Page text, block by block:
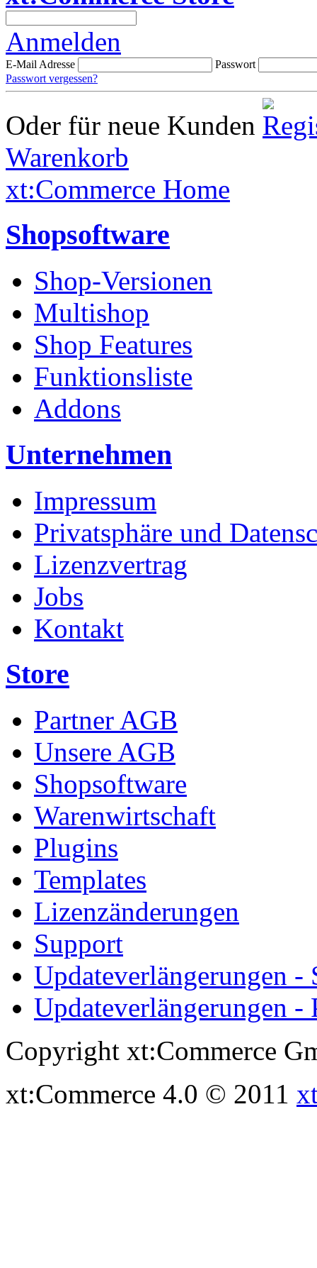
Anmelden
E-Mail Adresse
Passwort
Passwort vergessen?
Oder für neue Kunden
Warenkorb
xt:Commerce Home
Shopsoftware
Shop-Versionen
Multishop
Shop Features
Funktionsliste
Addons
Unternehmen
Impressum
Privatsphäre und
Lizenzvertrag
Jobs
Kontakt
Store
Partner AGB
Unsere AGB
Shopsoftware
Warenwirtschaft
Plugins
Templates
Lizenzänderungen
Support
Updateverlängerungen -
Updateverlängerungen -
Copyright xt:Commerce
xt:Commerce 4.0 © 2011